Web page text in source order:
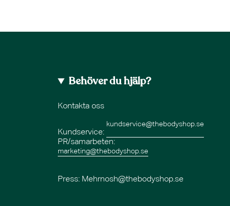
Behöver du hjälp?
Kontakta oss
Kundservice:
kundservice@thebodyshop.se
PR/samarbeten:
marketing@thebodyshop.se
Press: Mehrnosh@thebodyshop.se